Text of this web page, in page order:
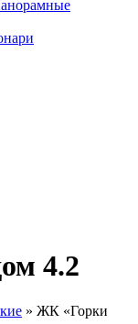
4.2
» ЖК «Горки